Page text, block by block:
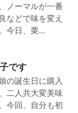
ノーマルが一番
などで味を変え
今日、栗...
です
の誕生日に購入
二人共大変美味
今回、自分も初